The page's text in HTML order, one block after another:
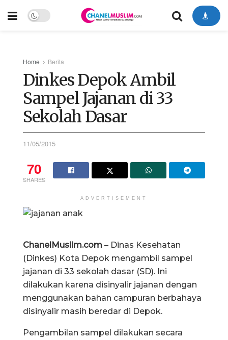
Home Berita
Dinkes Depok Ambil
Sampel Jajanan di 33
Sekolah Dasar
11/05/2015
70
SHARES
ADVERTISEMENT
ChanelMuslim.com – Dinas Kesehatan
(Dinkes) Kota Depok mengambil sampel
jajanan di 33 sekolah dasar (SD). Ini
dilakukan karena disinyalir jajanan dengan
menggunakan bahan campuran berbahaya
disinyalir masih beredar di Depok.
Pengambilan sampel dilakukan secara